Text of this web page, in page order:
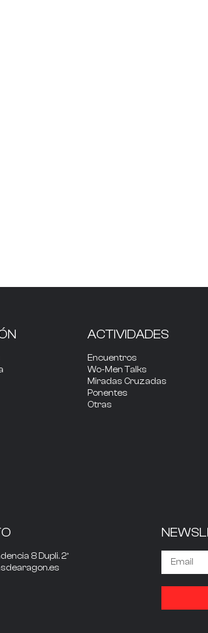
ACTIVIDADES
Encuentros
Wo-Men Talks
Miradas Cruzadas
Ponentes
Otras
8 Dupli. 2º